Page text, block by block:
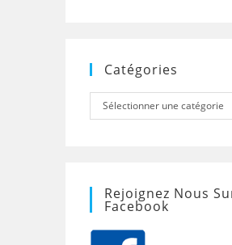
Catégories
Catégories
Sélectionner une catégorie
Rejoignez Nous
Facebook